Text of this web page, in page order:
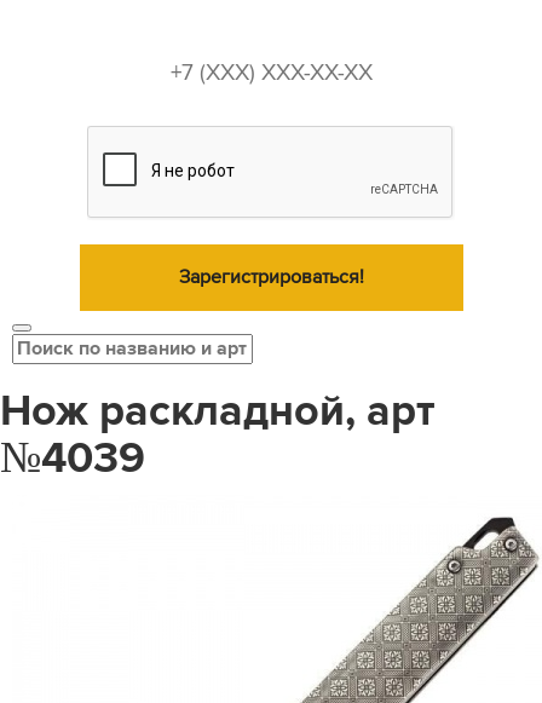
Зарегистрироваться!
Нож раскладной, арт
№4039